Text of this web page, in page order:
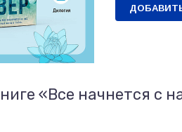
«Все начнется с